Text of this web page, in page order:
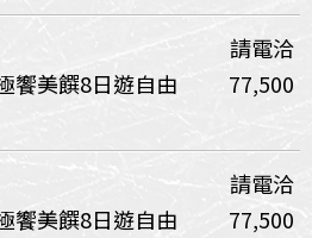
請電洽
饗美饌8日遊自由
77,500
請電洽
饗美饌8日遊自由
77,500